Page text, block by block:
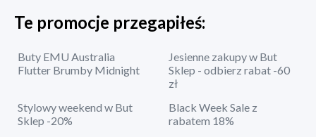
Te promocje przegapiłeś:
Buty EMU Australia
Flutter Brumby Midnight
Jesienne zakupy w But
Sklep - odbierz rabat -60
zł
Stylowy weekend w But
Sklep -20%
Black Week Sale z
rabatem 18%